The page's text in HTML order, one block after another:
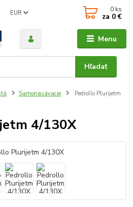
Menu
EUR
Hľadať
0 ks
za 0 €
Samonasávacie
Pedrollo Plurijetm
4/130X